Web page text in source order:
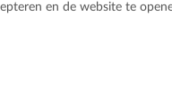
en de website te